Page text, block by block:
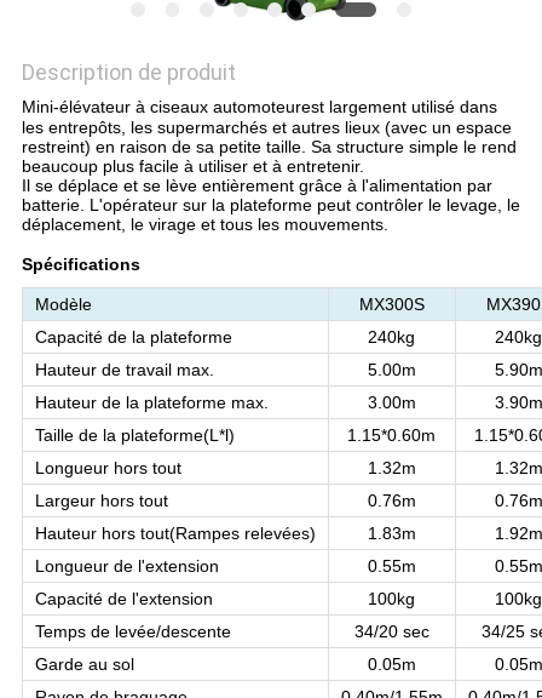
CONFIDENTIALITÉ
Description de produit
Mini-élévateur à ciseaux automoteurest largement utilisé dans
les entrepôts, les supermarchés et autres lieux (avec un espace
restreint) en raison de sa petite taille. Sa structure simple le rend
beaucoup plus facile à utiliser et à entretenir.
Il se déplace et se lève entièrement grâce à l'alimentation par
batterie. L'opérateur sur la plateforme peut contrôler le levage, le
déplacement, le virage et tous les mouvements.
Spécifications
Modèle MX300S
Capacité de la plateforme
240kg
240kg
Hauteur de travail max.
5.00m
5.90m
Hauteur de la plateforme max.
3.00m
3.90m
Taille de la plateforme(L*l) 1.15*0.60m
Longueur hors tout
1.32m
1.32m
Largeur hors tout
0.76m
0.76m
Hauteur hors tout(Rampes relevées) 1.83m
1.92m
Longueur de l'extension
0.55m
0.55m
Capacité de l'extension
100kg
100kg
Temps de levée/descente
34/20 sec
34/25
Garde au sol
0.05m
0.05m